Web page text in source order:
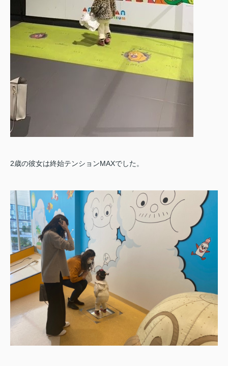
2歳の彼女は終始テンションMAXでした。